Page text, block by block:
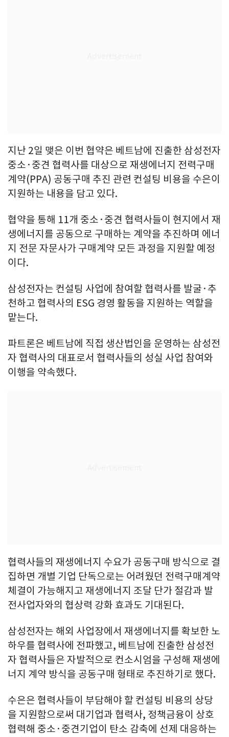
지난 2일 맺은 이번 협약은 베트남에 진출한 삼성전자
중소·중견 협력사를 대상으로 재생에너지 전력구매
계약(PPA) 공동구매 추진 관련 컨설팅 비용을 수은이
지원하는 내용을 담고 있다.
협약을 통해 11개 중소·중견 협력사들이 현지에서 재
생에너지를 공동으로 구매하는 계약을 추진하며 에너
지 전문 자문사가 구매계약 모든 과정을 지원할 예정
이다.
삼성전자는 컨설팅 사업에 참여할 협력사를 발굴·추
천하고 협력사의 ESG 경영 활동을 지원하는 역할을
맡는다.
파트론은 베트남에 직접 생산법인을 운영하는 삼성전
자 협력사의 대표로서 협력사들의 성실 사업 참여와
이행을 약속했다.
협력사들의 재생에너지 수요가 공동구매 방식으로 결
집하면 개별 기업 단독으로는 어려웠던 전력구매계약
체결이 가능해지고 재생에너지 조달 단가 절감과 발
전사업자와의 협상력 강화 효과도 기대된다.
삼성전자는 해외 사업장에서 재생에너지를 확보한 노
하우를 협력사에 전파했고, 베트남에 진출한 삼성전
자 협력사들은 자발적으로 컨소시엄을 구성해 재생에
너지 계약 방식을 공동구매 형태로 추진하기로 했다.
수은은 협력사들이 부담해야 할 컨설팅 비용의 상당
을 지원함으로써 대기업과 협력사, 정책금융이 상호
협력해 중소·중견기업이 탄소 감축에 선제 대응하는